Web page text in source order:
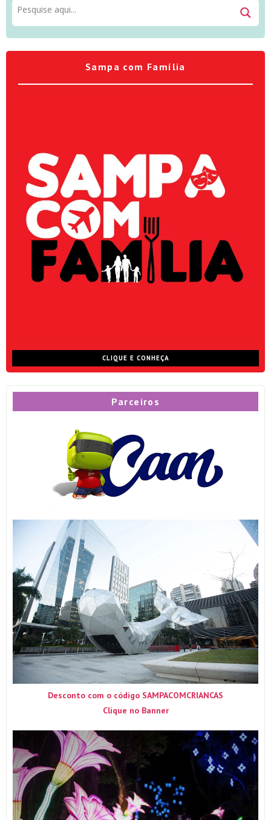
Sampa com Família
CLIQUE E CONHEÇA
Parceiros
Desconto com o código SAMPACOMCRIANCAS
Clique no Banner